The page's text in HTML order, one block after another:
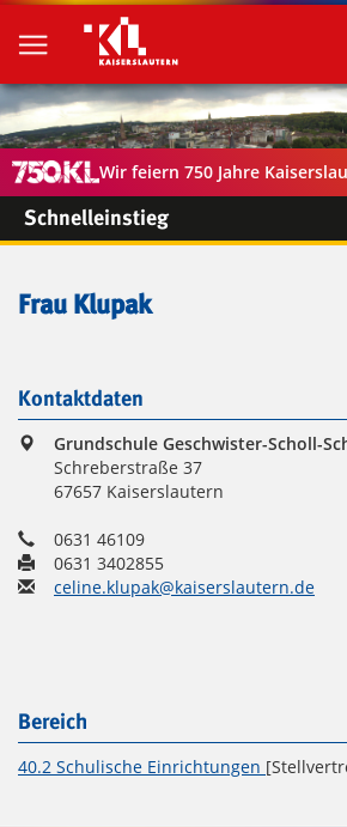
Wir feiern 750 Jahre
Schnelleinstieg
Frau Klupak
Kontaktdaten
Grundschule Geschwister-Scholl-
Schreberstraße 37
67657 Kaiserslautern
0631 46109
0631 3402855
celine.klupak@kaiserslautern.de
Bereich
40.2 Schulische Einrichtungen